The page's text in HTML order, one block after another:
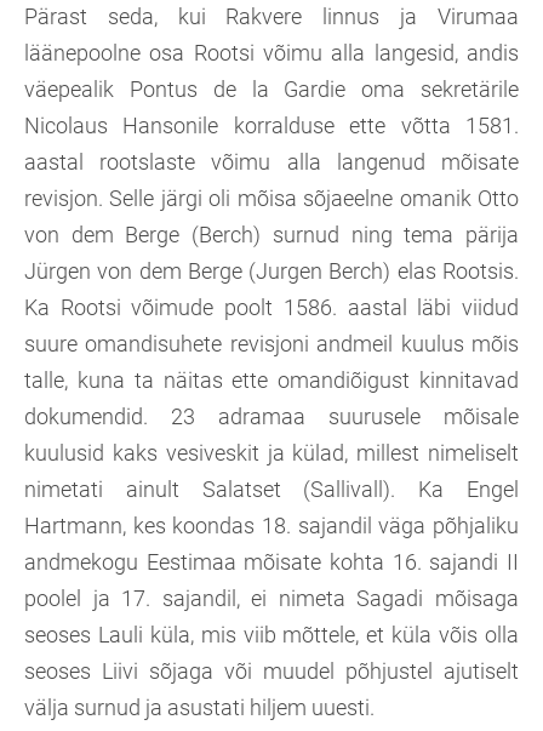
Pärast seda, kui Rakvere linnus ja Virumaa
läänepoolne osa Rootsi võimu alla langesid, andis
väepealik Pontus de la Gardie oma sekretärile
Nicolaus Hansonile korralduse ette võtta 1581.
aastal rootslaste võimu alla langenud mõisate
revisjon. Selle järgi oli mõisa sõjaeelne omanik Otto
von dem Berge (Berch) surnud ning tema pärija
Jürgen von dem Berge (Jurgen Berch) elas Rootsis.
Ka Rootsi võimude poolt 1586. aastal läbi viidud
suure omandisuhete revisjoni andmeil kuulus mõis
talle, kuna ta näitas ette omandiõigust kinnitavad
dokumendid. 23 adramaa suurusele mõisale
kuulusid kaks vesiveskit ja külad, millest nimeliselt
nimetati ainult Salatset (Sallivall). Ka Engel
Hartmann, kes koondas 18. sajandil väga põhjaliku
andmekogu Eestimaa mõisate kohta 16. sajandi II
poolel ja 17. sajandil, ei nimeta Sagadi mõisaga
seoses Lauli küla, mis viib mõttele, et küla võis olla
seoses Liivi sõjaga või muudel põhjustel ajutiselt
välja surnud ja asustati hiljem uuesti.